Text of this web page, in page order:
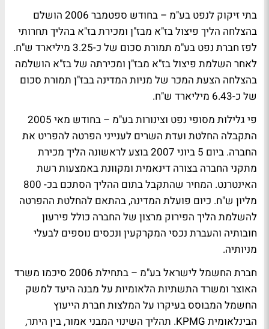
בתי זיקוק לנפט בע"מ – בחודש ספטמבר 2006 הושלם
בהצלחה הליך פיצול בז"א מבז"ן ומכירת בז"א בהליך תחרותי
לפז חברת נפט בע"מ תמורת סכום של כ-3.25 מיליארד ש"ח.
לאחר השלמת פיצול בז"א מבז"ן ומכירתה של בז"א הושלמה
בהצלחה הצעת המכר של מניות המדינה בבז"ן תמורת סכום
של כ-6.43 מיליארד ש"ח.
פי גלילות מסופי נפט וצינורות בע"מ – בחודש מאי 2005
התקבלה החלטת ועדת השרים לענייני הפרטה להפריט את
החברה. ביום 5 ביוני 2007 בוצע לראשונה הליך מכירת
מתקני החברה בצורה דינאמית ומקוונת באמצעות רשת
האינטרנט. המחיר שהתקבל בתום ההליך הסתכם בכ- 800
מליון ש"ח. כיום פועלת המדינה, בהתאם להחלטת ההפרטה
להשלמת הליך הפירוק מרצון של החברה כולל פירעון
חובותיה והעברת נכסי המקרקעין ונכסים נוספים לבעלי
מניותיה.
חברת החשמל לישראל בע"מ – בתחילת 2006 סיכמו משרד
האוצר ומשרד התשתיות הלאומיות על מבנה היעד למשק
החשמל המבוסס בעיקרו על המלצות חברת הייעוץ
הבינלאומית KPMG. תהליך השינוי המבני אמור, בין היתר,